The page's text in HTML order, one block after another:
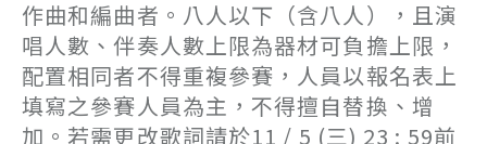
作曲和編曲者。八人以下（含八人），且演
唱人數、伴奏人數上限為器材可負擔上限，
配置相同者不得重複參賽，人員以報名表上
填寫之參賽人員為主，不得擅自替換、增
加。若需更改歌詞請於11 / 5 (三) 23 : 59前